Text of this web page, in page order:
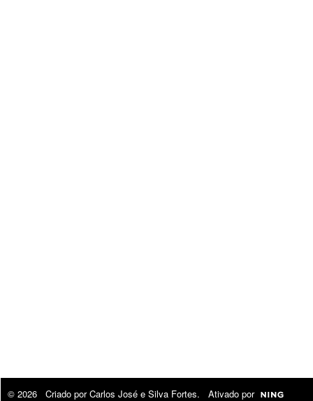
© 2026 Criado porCarlos José e Silva Fortes. Ativado por